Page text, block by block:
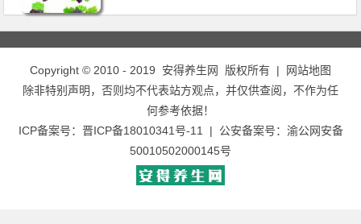
Copyright © 2010 - 2019 安得养生网 版权所有 |
网站地图
除非特别声明，否则均不代表站方观点，并仅供查阅，不作为任
何参考依据！
ICP备案号： 晋ICP备18010341号-11 | 公安备案号： 渝公网安备
50010502000145号